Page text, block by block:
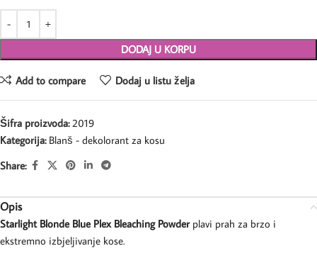
DODAJ U KORPU
Add to compare Dodaj u listu želja
Šifra proizvoda:2019
Kategorija: Blanš - dekolorant za kosu
Share:
Opis
Starlight Blonde Blue Plex Bleaching Powderplavi prah za brzo i
ekstremno izbjeljivanje kose.